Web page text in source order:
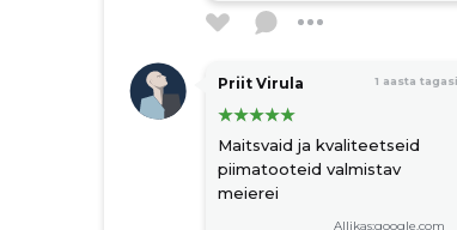
Priit Virula 1 aasta tagasi
Maitsvaid ja kvaliteetseid
piimatooteid valmistav
meierei
Allikas:google.com